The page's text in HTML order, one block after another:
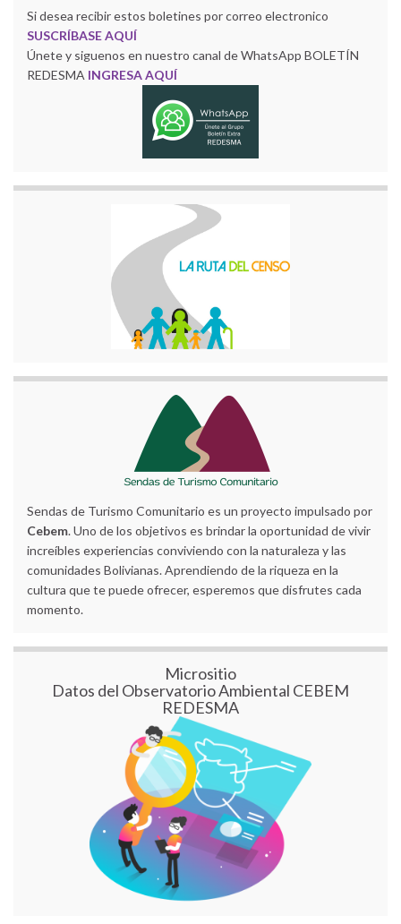
Si desea recibir estos boletines por correo electronico
SUSCRÍBASE AQUÍ
Únete y siguenos en nuestro canal de WhatsApp BOLETÍN
REDESMA INGRESA AQUÍ
Sendas de Turismo Comunitario es un proyecto impulsado por
Cebem. Uno de los objetivos es brindar la oportunidad de vivir
increíbles experiencias conviviendo con la naturaleza y las
comunidades Bolivianas. Aprendiendo de la riqueza en la
cultura que te puede ofrecer, esperemos que disfrutes cada
momento.
Micrositio
Datos del Observatorio Ambiental CEBEM
REDESMA